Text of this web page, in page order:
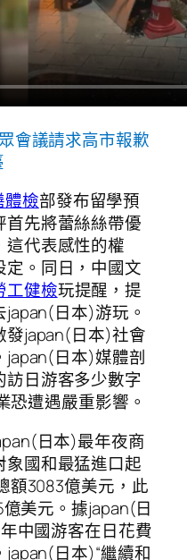
會議請求高市報歉
體檢部發布留學預
先將蕾絲絲帶優
代表感性的權
。同日，中國文
工健檢玩提醒，提
日本)游玩。
發japan(日本)社會
japan(日本)媒體剖
日游客多少數字
恐遭遇嚴重影響。
日本)最年夜商
國和最猛進口起
額3083億美元，此
美元。據japan(日
中國游客在日花費
日本)“繼續和